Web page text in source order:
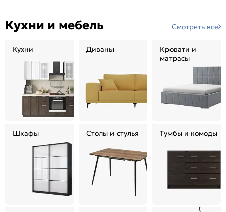
Кухни и мебель Смотреть все
Кухни Диваны
Кровати и
матрасы
Шкафы Столы и стулья Тумбы и комоды